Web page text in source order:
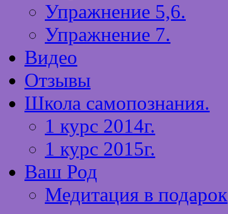
Упражнение 5,6.
Упражнение 7.
Видео
Отзывы
Школа самопознания.
1 курс 2014г.
1 курс 2015г.
Ваш Род
Медитация в подарок